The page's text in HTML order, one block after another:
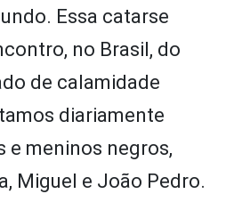
Essa catarse
no Brasil, do
de calamidade
diariamente
e meninos negros,
Miguel e João Pedro.